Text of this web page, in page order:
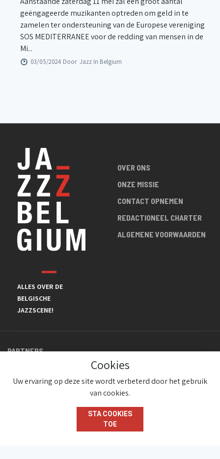
geëngageerde muzikanten optreden om geld in te
zamelen ter ondersteuning van de Europese vereniging
SOS MEDITERRANEE voor de redding van mensen in de
Mi...
03/05/2024 Door Jazz In Belgium
ALLES OVER DE
BELGISCHE
JAZZSCENE!
OVER ONS
ONZE MISSIE
CONTACT OPNEMEN
REDACTIONEEL CHARTER
ALGEMENE VOORWAARDEN
PARTNERS
© JazzInBelgium 2026 ( Version 1.1.2)
Cookies
Uw ervaring op deze site wordt verbeterd door het gebruik
van cookies.
STA COOKIES
TOE